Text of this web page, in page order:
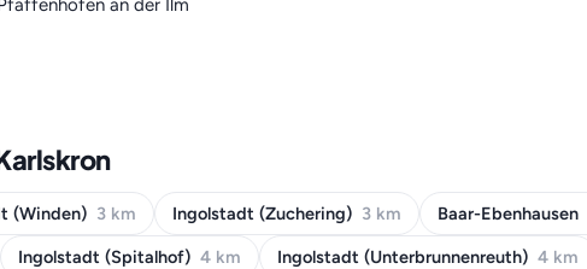
an der Ilm
(Winden) 3 km Ingolstadt (Zuchering) 3 km Baar-Ebenhausen
Ingolstadt (Spitalhof) 4 km Ingolstadt (Unterbrunnenreuth) 4 km